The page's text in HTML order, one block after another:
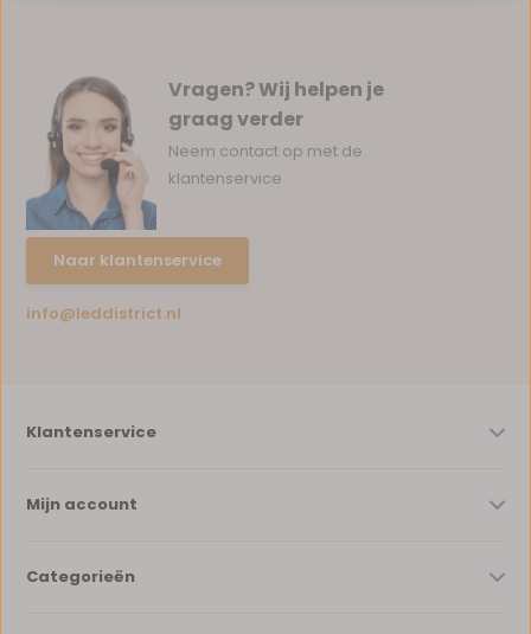
Vragen? Wij helpen je
graag verder
Neem contact op met de
klantenservice
Naar klantenservice
info@leddistrict.nl
Klantenservice
Mijn account
Categorieën